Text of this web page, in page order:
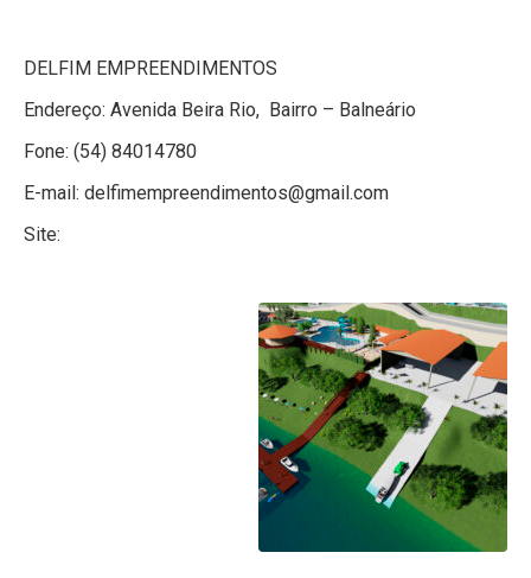
DELFIM EMPREENDIMENTOS
Endereço: Avenida Beira Rio, Bairro – Balneário
Fone: (54) 84014780
E-mail: delfimempreendimentos@gmail.com
Site: